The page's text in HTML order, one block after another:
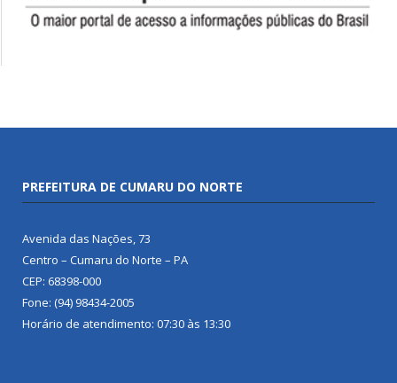
PREFEITURA DE CUMARU DO NORTE
Avenida das Nações, 73
Centro – Cumaru do Norte – PA
CEP: 68398-000
Fone: (94) 98434-2005
Horário de atendimento: 07:30 às 13:30